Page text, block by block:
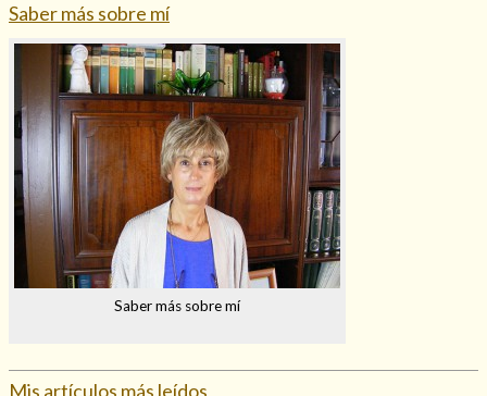
Saber más sobre mí
Saber más sobre mí
Mis artículos más leídos